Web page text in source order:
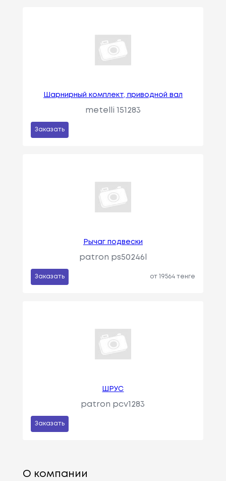
Шарнирный комплект, приводной вал
metelli 151283
Заказать
Рычаг подвески
patron ps50246l
Заказать от 19564 тенге
ШРУС
patron pcv1283
Заказать
О компании